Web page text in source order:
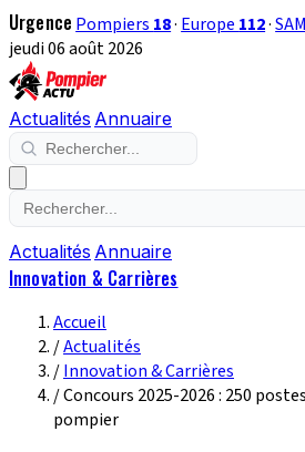
Urgence Pompiers 18· Europe 112·
jeudi 06 août 2026
Actualités Annuaire
Actualités Annuaire
Innovation & Carrières
Accueil
/Actualités
/Innovation & Carrières
/Concours 2025-2026 : 250
pompier